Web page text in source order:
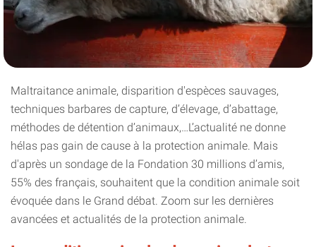
Maltraitance animale, disparition d'espèces sauvages,
techniques barbares de capture, d’élevage, d’abattage,
méthodes de détention d’animaux,…L’actualité ne donne
hélas pas gain de cause à la protection animale. Mais
d'après un sondage de la Fondation 30 millions d’amis,
55% des français, souhaitent que la condition animale soit
évoquée dans le Grand débat. Zoom sur les dernières
avancées et actualités de la protection animale.